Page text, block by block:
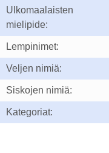
Ulkomaalaisten
mielipide:
Lempinimet:
Veljen nimiä:
Siskojen nimiä:
Kategoriat: